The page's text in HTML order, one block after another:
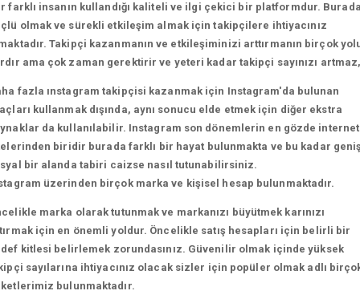
farklı insanın kullandığı kaliteli ve ilgi çekici bir platformdur.
olmak ve sürekli etkileşim almak için takipçilere ihtiyacınız
Takipçi kazanmanın ve etkileşiminizi arttırmanın birçok
ama çok zaman gerektirir ve yeteri kadar takipçi sayınızı
fazla ınstagram takipçisi kazanmak için Instagram'da bulunan
kullanmak dışında, aynı sonucu elde etmek için diğer ekstra
da kullanılabilir. Instagram son dönemlerin en gözde internet
biridir burada farklı bir hayat bulunmakta ve bu kadar
bir alanda tabiri caizse nasıl tutunabilirsiniz.
üzerinden birçok marka ve kişisel hesap bulunmaktadır.
marka olarak tutunmak ve markanızı büyütmek karınızı
için en önemli yoldur. Öncelikle satış hesapları için belirli bir
kitlesi belirlemek zorundasınız. Güvenilir olmak içinde yüksek
sayılarına ihtiyacınız olacak sizler için popüler olmak adlı
bulunmaktadır.